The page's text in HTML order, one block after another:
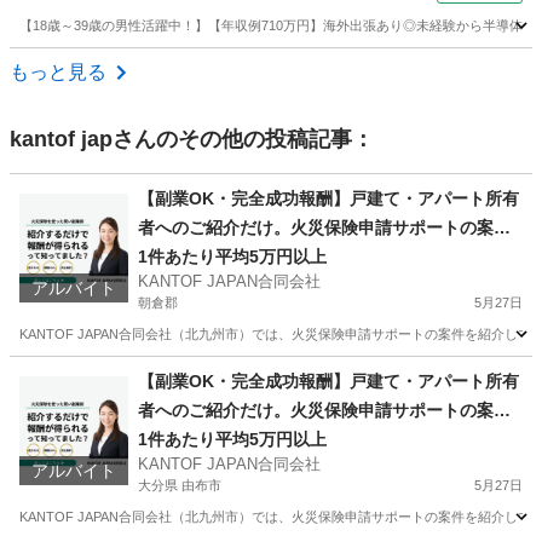
【18歳～39歳の男性活躍中！】【年収例710万円】海外出張あり◎未経験から半導体
福岡 北九州市
もっと見る
kantof japさんのその他の投稿記事：
アルバイト
【副業OK・完全成功報酬】戸建て・アパート所有
者へのご紹介だけ。火災保険申請サポートの案件
紹介スタッフ募集（福岡・大分・佐賀・山口）
1件あたり平均5万円以上
KANTOF JAPAN合同会社
朝倉郡 5月27日
KANTOF JAPAN合同会社（北九州市）では、火災保険申請サポートの案件を紹介し
その他 スタッフ
アルバイト
【副業OK・完全成功報酬】戸建て・アパート所有
者へのご紹介だけ。火災保険申請サポートの案件
紹介スタッフ募集（福岡・大分・佐賀・山口）
1件あたり平均5万円以上
KANTOF JAPAN合同会社
大分県 由布市 5月27日
KANTOF JAPAN合同会社（北九州市）では、火災保険申請サポートの案件を紹介し